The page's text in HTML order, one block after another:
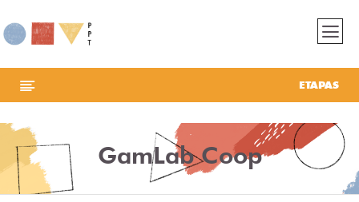
ETAPAS
GamLab Coop